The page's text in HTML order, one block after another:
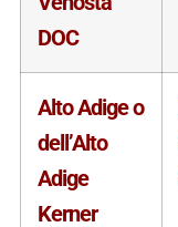
DOC
Alto Adige o
dell’Alto
Adige
Kerner